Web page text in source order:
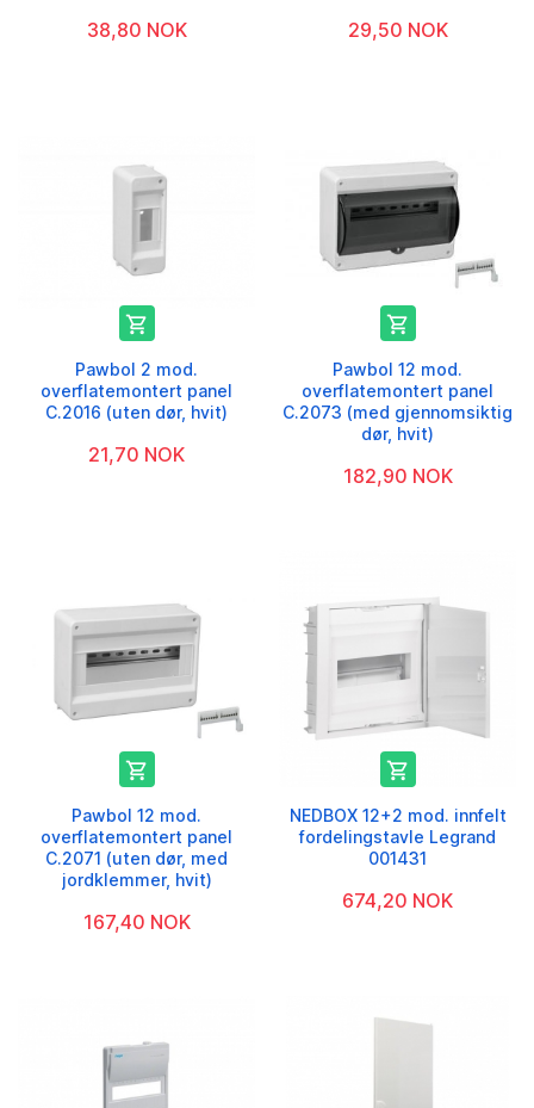
38,80 NOK 29,50 NOK

Pawbol 2 mod.
overflatemontert panel
C.2016 (uten dør, hvit)
21,70 NOK

Pawbol 12 mod.
overflatemontert panel
C.2073 (med gjennomsiktig
dør, hvit)
182,90 NOK

Pawbol 12 mod.
overflatemontert panel
C.2071 (uten dør, med
jordklemmer, hvit)
167,40 NOK

NEDBOX 12+2 mod. innfelt
fordelingstavle Legrand
001431
674,20 NOK